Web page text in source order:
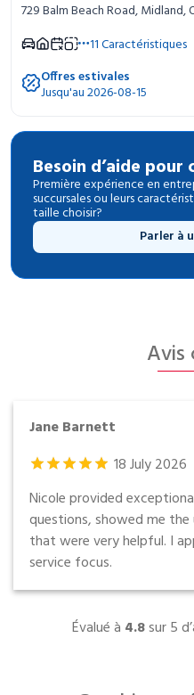
729 Balm Beach Road, Midland,
11Caractéristiques
Offres estivales
Jusqu'au 2026-08-15
Besoin d’aide
Première expérience en
succursales ou leurs
taille choisir?
Parler à
Avis
Jane Barnett
18July2026
Nicole provided
questions, showed me
that were very helpful. I
service focus.
Évalué à 4.8sur 5